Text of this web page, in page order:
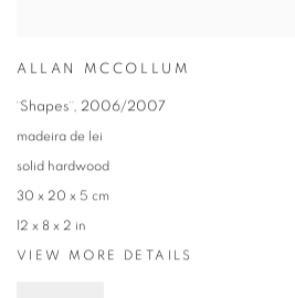
ALLAN MCCOLLUM
¨Shapes¨, 2006/2007
madeira de lei
solid hardwood
30 x 20 x 5 cm
12 x 8 x 2 in
VIEW MORE DETAILS